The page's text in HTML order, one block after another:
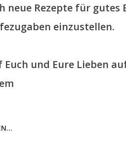
neue Rezepte für gutes
einzustellen.
Euch und Eure Lieben